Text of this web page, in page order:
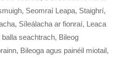
Seomraí Leapa, Staighrí,
Síleálacha ar fionraí, Leaca
seachtrach, Bileog
Bileoga agus painéil miotail,